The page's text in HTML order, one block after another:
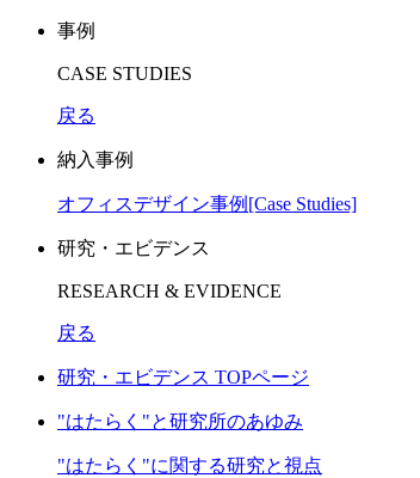
事例
CASE STUDIES
戻る
納入事例
オフィスデザイン事例[Case Studies]
研究・エビデンス
RESEARCH & EVIDENCE
戻る
研究・エビデンス TOPページ
"はたらく"と研究所のあゆみ
"はたらく"に関する研究と視点